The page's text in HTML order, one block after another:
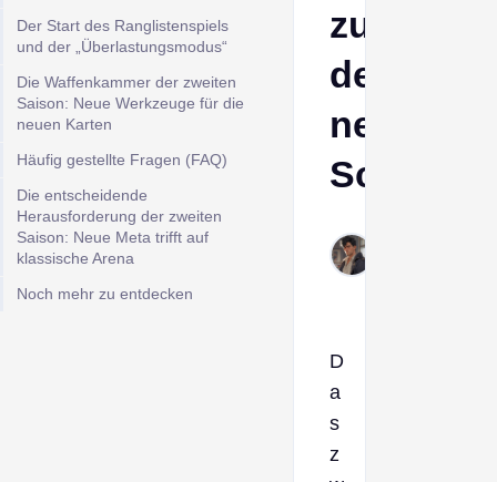
Der Start des Ranglistenspiels
und der „Überlastungsmodus“
Die Waffenkammer der zweiten
Saison: Neue Werkzeuge für die
neuen Karten
Häufig gestellte Fragen (FAQ)
Die entscheidende
Herausforderung der zweiten
Saison: Neue Meta trifft auf
klassische Arena
Noch mehr zu entdecken
zu
den
neuen
D
a
s
z